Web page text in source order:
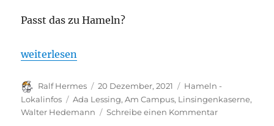
Passt das zu Hameln?
„„Am Campus“? Evtl. doch lieber den Gedanken in
weiterlesen
Autor
Ralf Hermes
Veröffentlicht
am
20 Dezember, 2021 Kategorien
Hameln -
Lokalinfos
Schlagwörter
Ada Lessing,Am Campus, Linsingenkaserne,
Walter Hedemann
Schreibe einen Kommentarzu